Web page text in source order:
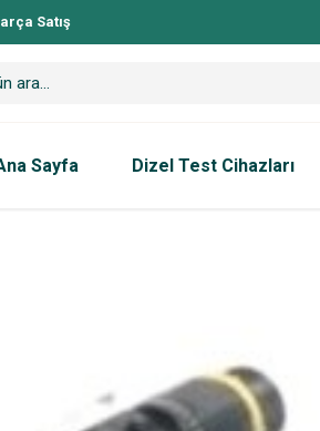
Satış
Sayfa Dizel Test Cihazları